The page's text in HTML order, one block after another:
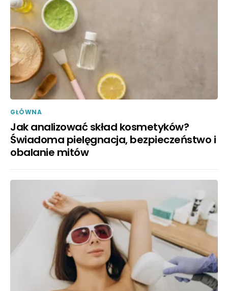
GŁÓWNA
Jak analizować skład kosmetyków?
Świadoma pielęgnacja, bezpieczeństwo i
obalanie mitów